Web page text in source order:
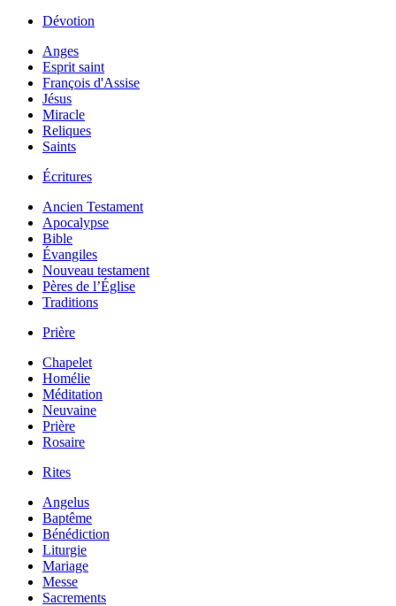
Dévotion
Anges
Esprit saint
François d'Assise
Jésus
Miracle
Reliques
Saints
Écritures
Ancien Testament
Apocalypse
Bible
Évangiles
Nouveau testament
Pères de l’Église
Traditions
Prière
Chapelet
Homélie
Méditation
Neuvaine
Prière
Rosaire
Rites
Angelus
Baptême
Bénédiction
Liturgie
Mariage
Messe
Sacrements